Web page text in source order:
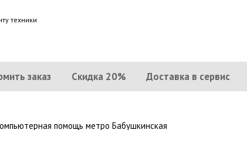
техники
заказ Скидка 20% Доставка в сервис
помощь метро Бабушкинская